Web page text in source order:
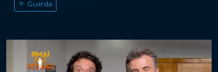
Guarda